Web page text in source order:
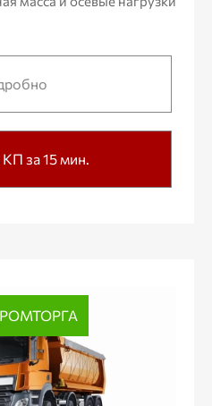
за 15 мин.